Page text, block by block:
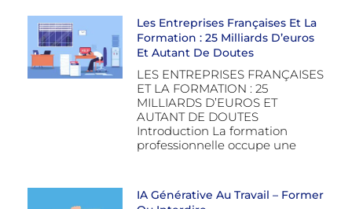
Les Entreprises Françaises Et La
Formation : 25 Milliards D’euros
Et Autant De Doutes
LES ENTREPRISES FRANÇAISES
ET LA FORMATION : 25
MILLIARDS D’EUROS ET
AUTANT DE DOUTES
Introduction La formation
professionnelle occupe une
IA Générative Au Travail – Former